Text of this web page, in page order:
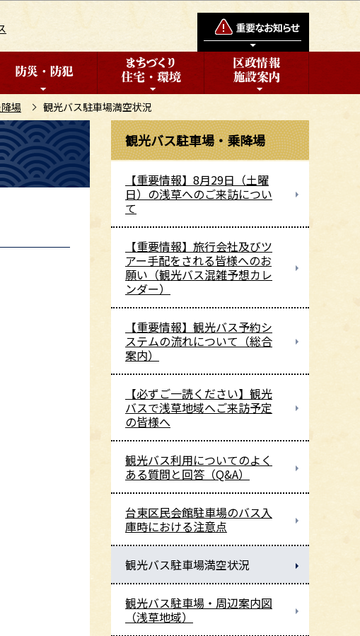
場 観光バス駐車場満空状況
観光バス駐車場・乗降場
【重要情報】8月29日（土曜
日）の浅草へのご来訪につい
て
【重要情報】旅行会社及びツ
アー手配をされる皆様へのお
願い（観光バス混雑予想カレ
ンダー）
【重要情報】観光バス予約シ
ステムの流れについて（総合
案内）
【必ずご一読ください】観光
バスで浅草地域へご来訪予定
の皆様へ
観光バス利用についてのよく
ある質問と回答（Q&A）
台東区民会館駐車場のバス入
庫時における注意点
観光バス駐車場満空状況
観光バス駐車場・周辺案内図
（浅草地域）